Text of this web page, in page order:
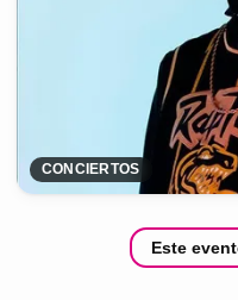
CONCIERTOS
Este